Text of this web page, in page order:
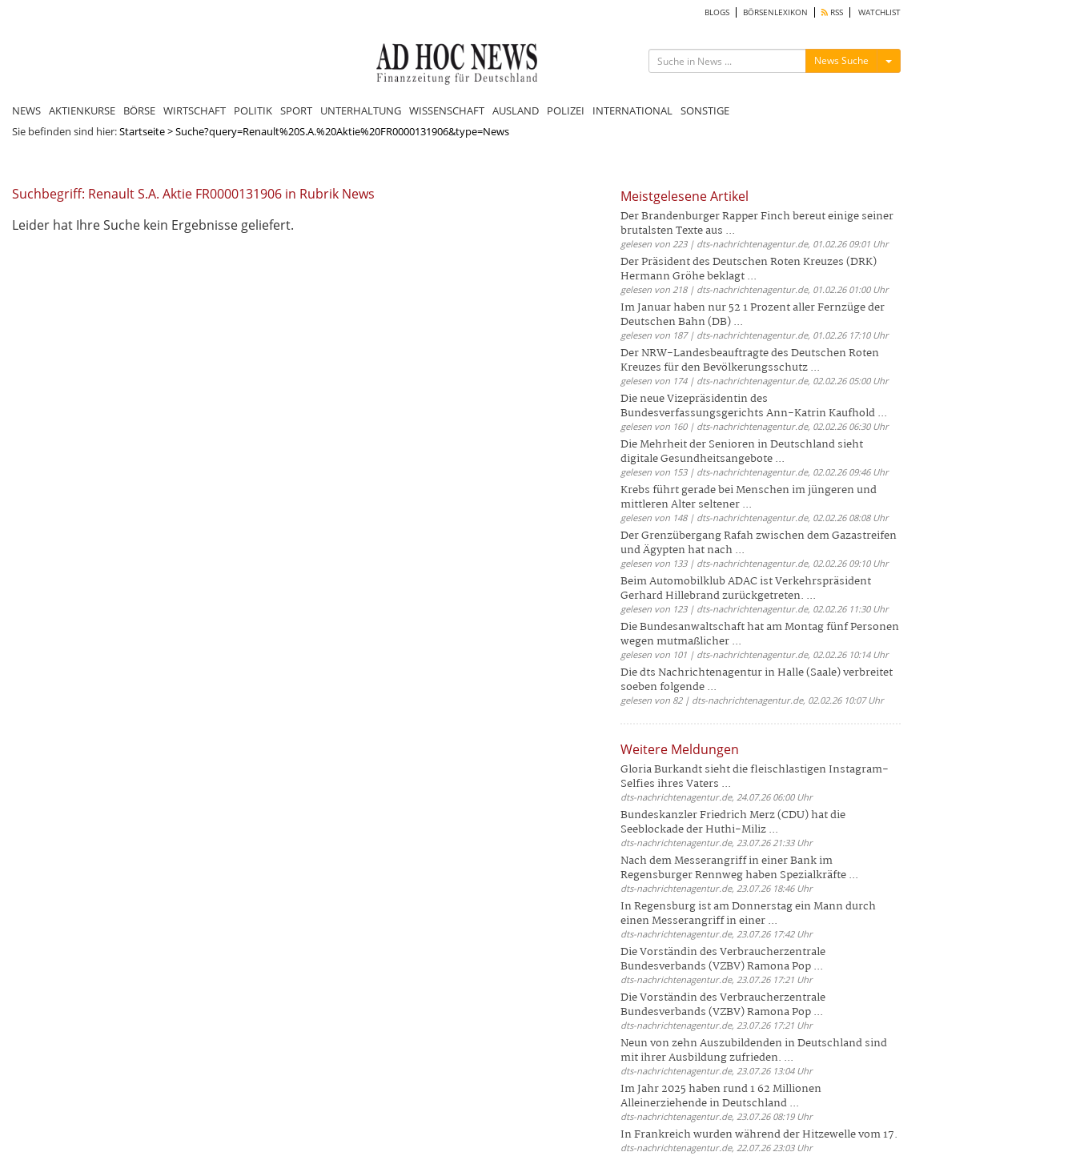
BLOGS BÖRSENLEXIKON RSS WATCHLIST
News Suche Menü ein-/ausblenden
NEWS AKTIENKURSE BÖRSE WIRTSCHAFT POLITIK SPORT UNTERHALTUNG WISSENSCHAFT AUSLAND POLIZEI INTERNATIONAL SONSTIGE
Sie befinden sind hier:Startseite>Suche?query=Renault%20S.A.%20Aktie%20FR0000131906&type=News
Suchbegriff: Renault S.A. Aktie FR0000131906 in Rubrik News
Leider hat Ihre Suche kein Ergebnisse geliefert.
Meistgelesene Artikel
Der Brandenburger Rapper Finch bereut einige seiner
brutalsten Texte aus ...
gelesen von 223 | dts-nachrichtenagentur.de, 01.02.26 09:01 Uhr
Der Präsident des Deutschen Roten Kreuzes (DRK)
Hermann Gröhe beklagt ...
gelesen von 218 | dts-nachrichtenagentur.de, 01.02.26 01:00 Uhr
Im Januar haben nur 52 1 Prozent aller Fernzüge der
Deutschen Bahn (DB) ...
gelesen von 187 | dts-nachrichtenagentur.de, 01.02.26 17:10 Uhr
Der NRW-Landesbeauftragte des Deutschen Roten
Kreuzes für den Bevölkerungsschutz ...
gelesen von 174 | dts-nachrichtenagentur.de, 02.02.26 05:00 Uhr
Die neue Vizepräsidentin des
Bundesverfassungsgerichts Ann-Katrin Kaufhold ...
gelesen von 160 | dts-nachrichtenagentur.de, 02.02.26 06:30 Uhr
Die Mehrheit der Senioren in Deutschland sieht
digitale Gesundheitsangebote ...
gelesen von 153 | dts-nachrichtenagentur.de, 02.02.26 09:46 Uhr
Krebs führt gerade bei Menschen im jüngeren und
mittleren Alter seltener ...
gelesen von 148 | dts-nachrichtenagentur.de, 02.02.26 08:08 Uhr
Der Grenzübergang Rafah zwischen dem Gazastreifen
und Ägypten hat nach ...
gelesen von 133 | dts-nachrichtenagentur.de, 02.02.26 09:10 Uhr
Beim Automobilklub ADAC ist Verkehrspräsident
Gerhard Hillebrand zurückgetreten. ...
gelesen von 123 | dts-nachrichtenagentur.de, 02.02.26 11:30 Uhr
Die Bundesanwaltschaft hat am Montag fünf Personen
wegen mutmaßlicher ...
gelesen von 101 | dts-nachrichtenagentur.de, 02.02.26 10:14 Uhr
Die dts Nachrichtenagentur in Halle (Saale) verbreitet
soeben folgende ...
gelesen von 82 | dts-nachrichtenagentur.de, 02.02.26 10:07 Uhr
Weitere Meldungen
Gloria Burkandt sieht die fleischlastigen Instagram-
Selfies ihres Vaters ...
dts-nachrichtenagentur.de, 24.07.26 06:00 Uhr
Bundeskanzler Friedrich Merz (CDU) hat die
Seeblockade der Huthi-Miliz ...
dts-nachrichtenagentur.de, 23.07.26 21:33 Uhr
Nach dem Messerangriff in einer Bank im
Regensburger Rennweg haben Spezialkräfte ...
dts-nachrichtenagentur.de, 23.07.26 18:46 Uhr
In Regensburg ist am Donnerstag ein Mann durch
einen Messerangriff in einer ...
dts-nachrichtenagentur.de, 23.07.26 17:42 Uhr
Die Vorständin des Verbraucherzentrale
Bundesverbands (VZBV) Ramona Pop ...
dts-nachrichtenagentur.de, 23.07.26 17:21 Uhr
Die Vorständin des Verbraucherzentrale
Bundesverbands (VZBV) Ramona Pop ...
dts-nachrichtenagentur.de, 23.07.26 17:21 Uhr
Neun von zehn Auszubildenden in Deutschland sind
mit ihrer Ausbildung zufrieden. ...
dts-nachrichtenagentur.de, 23.07.26 13:04 Uhr
Im Jahr 2025 haben rund 1 62 Millionen
Alleinerziehende in Deutschland ...
dts-nachrichtenagentur.de, 23.07.26 08:19 Uhr
In Frankreich wurden während der Hitzewelle vom 17.
dts-nachrichtenagentur.de, 22.07.26 23:03 Uhr